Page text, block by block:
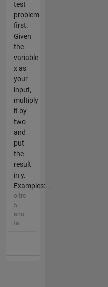
test
problem
first.
Given
the
variable
x as
your
input,
multiply
it by
two
and
put
the
result
in y.
Examples:...
oltre
5
anni
fa